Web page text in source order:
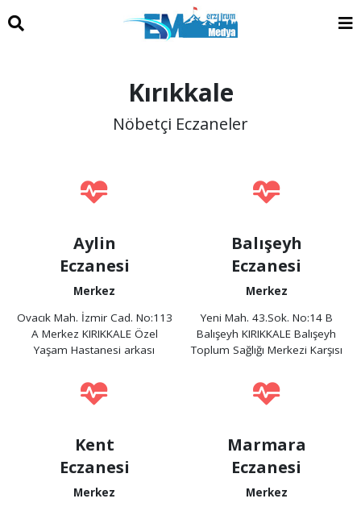
Kırıkkale
Nöbetçi Eczaneler
Aylin
Eczanesi
Merkez
Ovacık Mah. İzmir Cad. No:113
A Merkez KIRIKKALE Özel
Yaşam Hastanesi arkası
Balışeyh
Eczanesi
Merkez
Yeni Mah. 43.Sok. No:14 B
Balışeyh KIRIKKALE Balışeyh
Toplum Sağlığı Merkezi Karşısı
Kent
Eczanesi
Merkez
Marmara
Eczanesi
Merkez